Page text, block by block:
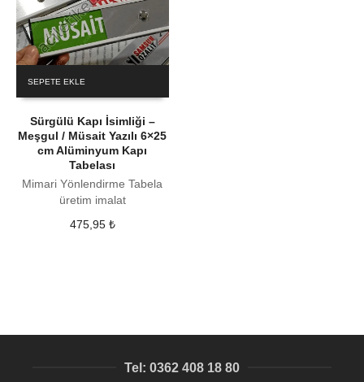
SEPETE EKLE
Sürgülü Kapı İsimliği –
Meşgul / Müsait Yazılı 6×25
cm Alüminyum Kapı
Tabelası
Mimari Yönlendirme Tabela
üretim imalat
475,95 ₺
Tel: 0362 408 18 80